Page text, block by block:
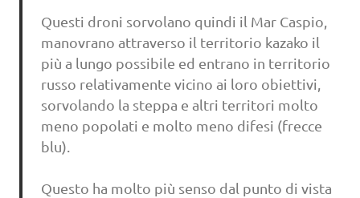
Questi droni sorvolano quindi il Mar Caspio,
manovrano attraverso il territorio kazako il
più a lungo possibile ed entrano in territorio
russo relativamente vicino ai loro obiettivi,
sorvolando la steppa e altri territori molto
meno popolati e molto meno difesi (frecce
blu).
Questo ha molto più senso dal punto di vista